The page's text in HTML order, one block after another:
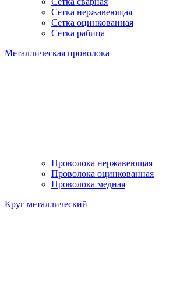
Сетка нержавеющая
Сетка оцинкованная
Сетка рабица
Металлическая проволока
Проволока нержавеющая
Проволока оцинкованная
Проволока медная
Круг металлический